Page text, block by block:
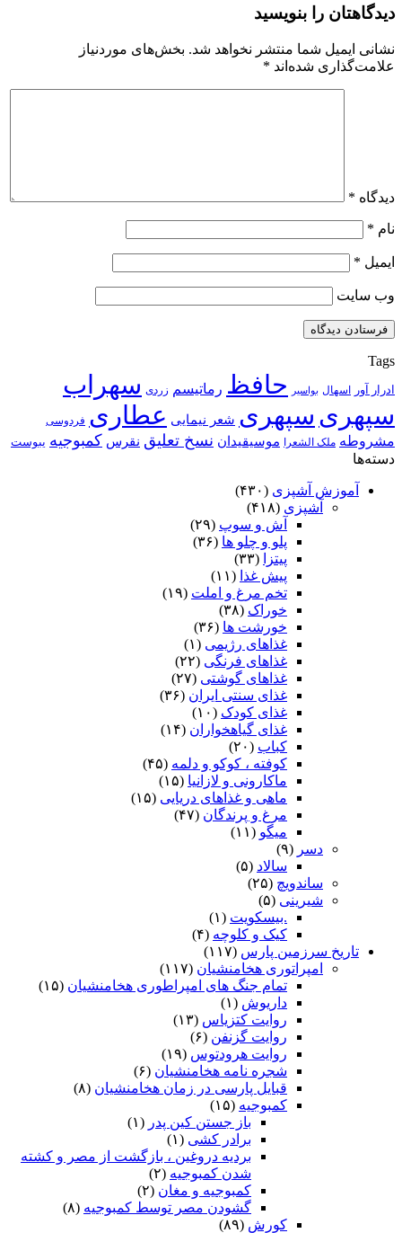
دیدگاهتان را بنویسید
نشانی ایمیل شما منتشر نخواهد شد. بخش‌های موردنیاز
علامت‌گذاری شده‌اند *
دیدگاه *
نام *
ایمیل *
وب‌ سایت
Tags
ادرار آور اسهال بواسیر حافظ رماتیسم زردی سهراب
سپهری سپهری شعر نیمایی عطاری فردوسی
مشروطه ملک الشعرا موسیقیدان نسخ تعلیق نقرس کمبوجیه یبوست
دسته‌ها
آموزش آشپزی (۴۳۰)
آشپزی (۴۱۸)
آش و سوپ (۲۹)
پلو و چلو ها (۳۶)
پیتزا
(۳۳)
پیش غذا (۱۱)
تخم مرغ و املت (۱۹)
خوراک (۳۸)
خورشت ها (۳۶)
غذاهای رژیمی (۱)
غذاهای فرنگی (۲۲)
غذاهای گوشتی (۲۷)
غذای سنتی ایران (۳۶)
غذای کودک (۱۰)
غذای گیاهخواران (۱۴)
کباب (۲۰)
کوفته ، کوکو و دلمه (۴۵)
ماکارونی و لازانیا (۱۵)
ماهی و غذاهای دریایی (۱۵)
مرغ و پرندگان (۴۷)
میگو (۱۱)
دسر (۹)
سالاد (۵)
ساندویچ (۲۵)
شیرینی (۵)
.بیسکویت (۱)
کیک و کلوچه (۴)
تاریخ سرزمین پارس (۱۱۷)
امپراتوری هخامنشیان (۱۱۷)
تمام جنگ های امپراطوری هخامنشیان (۱۵)
داریوش (۱)
روایت کتزیاس (۱۳)
روایت گزنفن (۶)
روایت هرودتوس (۱۹)
شجره نامه هخامنشیان (۶)
قبایل پارسی در زمان هخامنشیان (۸)
کمبوجیه (۱۵)
باز جستن کین پدر (۱)
برادر کشی (۱)
بردیه دروغین ، بازگشت از مصر و کشته
شدن کمبوجیه (۲)
کمبوجیه و مغان (۲)
گشودن مصر توسط کمبوجیه (۸)
کورش (۸۹)